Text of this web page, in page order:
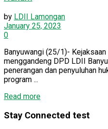
by LDII Lamongan
January 25, 2023
0
Banyuwangi (25/1)-
menggandeng DPD LDII
penerangan dan penyuluhan
program ...
Read moreDetails
Stay Connected test